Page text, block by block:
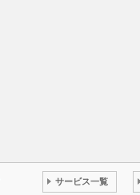
サービス一覧